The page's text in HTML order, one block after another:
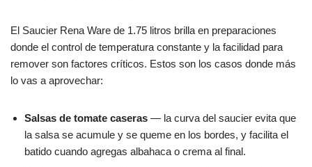
El Saucier Rena Ware de 1.75 litros brilla en preparaciones
donde el control de temperatura constante y la facilidad para
remover son factores críticos. Estos son los casos donde más
lo vas a aprovechar:
Salsas de tomate caseras — la curva del saucier evita que
la salsa se acumule y se queme en los bordes, y facilita el
batido cuando agregas albahaca o crema al final.